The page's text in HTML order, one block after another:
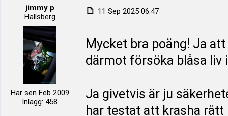
jimmy p
Hallsberg
Här sen Feb 2009
Inlägg: 458
11 Sep 2025 06:47
Mycket bra poäng! Ja
därmot försöka blåsa liv
Ja givetvis är ju
har testat att krasha rätt